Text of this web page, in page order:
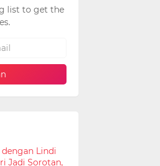
list to get the
Lindi
Jadi Sorotan,